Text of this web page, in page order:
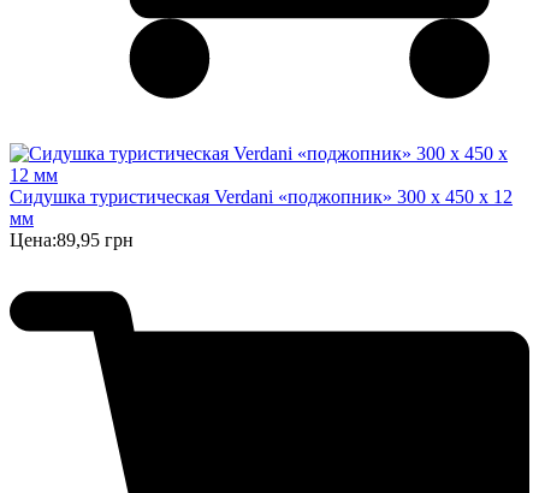
Сидушка туристическая Verdani «поджопник» 300 x 450 х 12
мм
Цена:89,95 грн